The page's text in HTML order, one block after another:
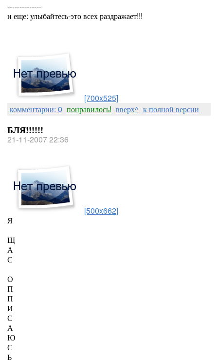
--------------
и еще: улыбайтесь-это всех раздражает!!!
[700x525]
комментарии: 0 понравилось! вверх^ к полной версии
БЛЯ!!!!!!
21-11-2007 22:36
[500x662]
Я
Щ
А
С
О
П
П
И
С
А
Ю
С
Ь